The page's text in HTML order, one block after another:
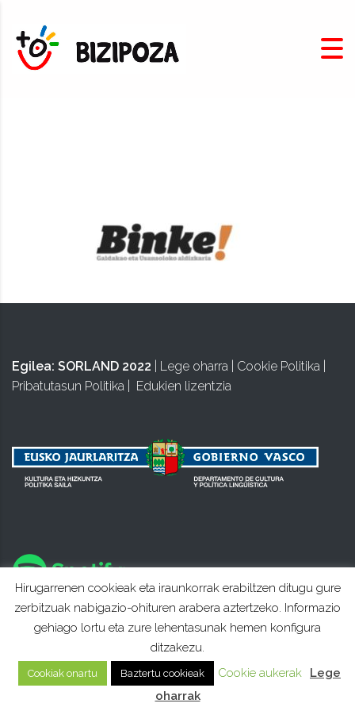
Egilea: SORLAND 2022 Lege oharra Cookie Politika
Pribatutasun Politika
Edukien lizentzia
Hirugarrenen cookieak eta iraunkorrak erabiltzen ditugu gure
zerbitzuak nabigazio-ohituren arabera aztertzeko. Informazio
gehiago lortu eta zure lehentasunak hemen konfigura
ditzakezu.
Cookiak onartu Baztertu cookieak Cookie aukerak
Lege
oharrak